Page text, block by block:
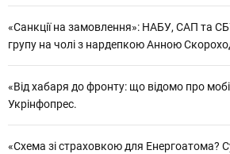
«Санкції на замовлення»: НАБУ, САП та
групу на чолі з нардепкою Анною
«Від хабаря до фронту: що відомо про
Укрінфопрес.
«Схема зі страховкою для Енергоатома?